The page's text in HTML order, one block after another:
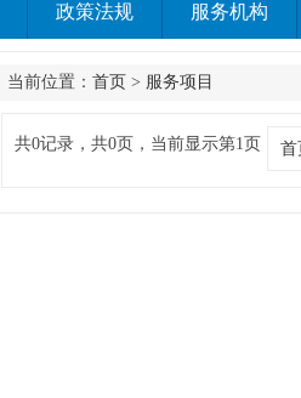
政策法规 服务机构
当前位置： 首页 > 服务项目
共0记录，共0页，当前显示第1页 首